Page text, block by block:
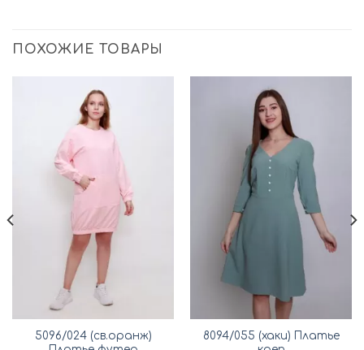
ПОХОЖИЕ ТОВАРЫ
5096/024 (св.оранж)
8094/055 (хаки) Платье